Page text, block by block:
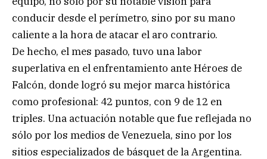
conducir desde el perímetro, sino por su mano
caliente a la hora de atacar el aro contrario.
De hecho, el mes pasado, tuvo una labor
superlativa en el enfrentamiento ante Héroes de
Falcón, donde logró su mejor marca histórica
como profesional: 42 puntos, con 9 de 12 en
triples. Una actuación notable que fue reflejada no
sólo por los medios de Venezuela, sino por los
sitios especializados de básquet de la Argentina.